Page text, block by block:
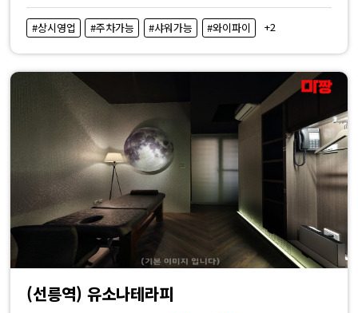
#상시영업 #주차가능 #샤워가능 #와이파이 +2
(선릉역) 유소나테라피